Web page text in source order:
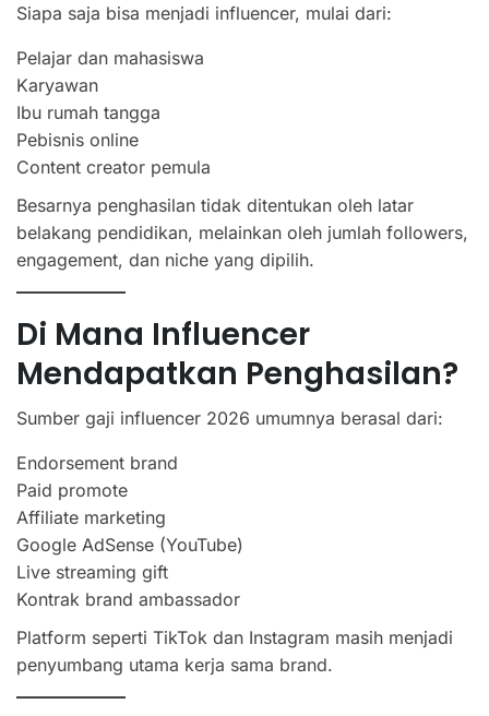
Siapa saja bisa menjadi influencer, mulai dari:
Pelajar dan mahasiswa
Karyawan
Ibu rumah tangga
Pebisnis online
Content creator pemula
Besarnya penghasilan tidak ditentukan oleh latar
belakang pendidikan, melainkan oleh jumlah followers,
engagement, dan niche yang dipilih.
Di Mana Influencer
Mendapatkan Penghasilan?
Sumber gaji influencer 2026 umumnya berasal dari:
Endorsement brand
Paid promote
Affiliate marketing
Google AdSense (YouTube)
Live streaming gift
Kontrak brand ambassador
Platform seperti TikTok dan Instagram masih menjadi
penyumbang utama kerja sama brand.